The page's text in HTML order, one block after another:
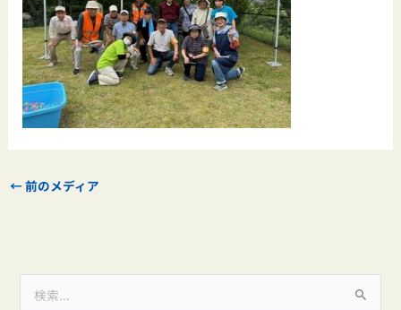
←前のメディア